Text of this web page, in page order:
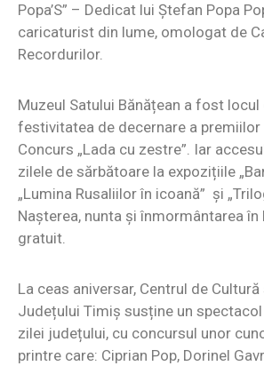
Popa’S” – Dedicat lui Ștefan Popa
caricaturist din lume, omologat de
Recordurilor.
Muzeul Satului Bănățean a fost
festivitatea de decernare a premiilor
Concurs „Lada cu zestre”. Iar
zilele de sărbătoare la expozițiile
„Lumina Rusaliilor în icoană” și
Naşterea, nunta şi înmormântarea în
gratuit.
La ceas aniversar, Centrul de
Județului Timiș susține un
zilei județului, cu concursul unor
printre care: Ciprian Pop, Dorinel